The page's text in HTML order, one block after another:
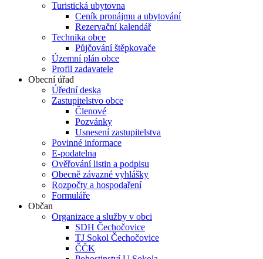
Turistická ubytovna
Ceník pronájmu a ubytování
Rezervační kalendář
Technika obce
Půjčování štěpkovače
Územní plán obce
Profil zadavatele
Obecní úřad
Úřední deska
Zastupitelstvo obce
Členové
Pozvánky
Usnesení zastupitelstva
Povinné informace
E-podatelna
Ověřování listin a podpisu
Obecně závazné vyhlášky
Rozpočty a hospodaření
Formuláře
Občan
Organizace a služby v obci
SDH Čechočovice
TJ Sokol Čechočovice
ČČK